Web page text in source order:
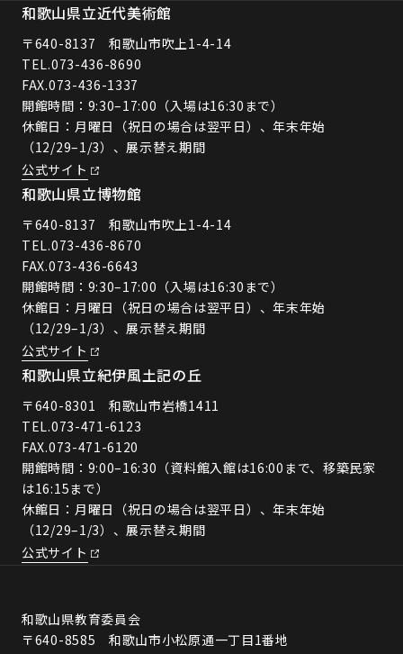
和歌山県立近代美術館
〒640-8137 和歌山市吹上1-4-14
TEL.073-436-8690
FAX.073-436-1337
開館時間：9:30–17:00（入場は16:30まで）
休館日：月曜日（祝日の場合は翌平日）、年末年始
（12/29–1/3）、展示替え期間
公式サイト
和歌山県立博物館
〒640-8137 和歌山市吹上1-4-14
TEL.073-436-8670
FAX.073-436-6643
開館時間：9:30–17:00（入場は16:30まで）
休館日：月曜日（祝日の場合は翌平日）、年末年始
（12/29–1/3）、展示替え期間
公式サイト
和歌山県立紀伊風土記の丘
〒640-8301 和歌山市岩橋1411
TEL.073-471-6123
FAX.073-471-6120
開館時間：9:00–16:30（資料館入館は16:00まで、移築民家
は16:15まで）
休館日：月曜日（祝日の場合は翌平日）、年末年始
（12/29–1/3）、展示替え期間
公式サイト
和歌山県教育委員会
〒640-8585 和歌山市小松原通一丁目1番地